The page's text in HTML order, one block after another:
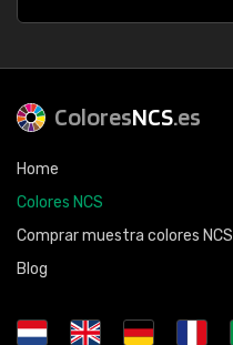
ColoresNCS.es
Home
Colores NCS
Comprar muestra colores NCS
Blog